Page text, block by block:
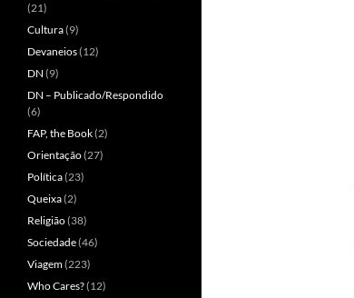
(21)
Cultura(9)
Devaneios(12)
DN (9)
DN – Publicado/Respondido
(6)
FAP, the Book(2)
Orientação(27)
Política(23)
Queixa(2)
Religião(38)
Sociedade(46)
Viagem(223)
Who Cares?(12)